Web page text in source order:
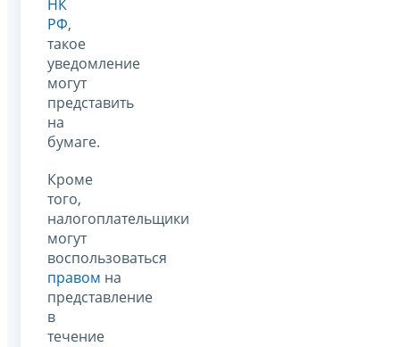
НК
РФ,
такое
уведомление
могут
представить
на
бумаге.
Кроме
того,
налогоплательщики
могут
воспользоваться
правом на
представление
в
течение